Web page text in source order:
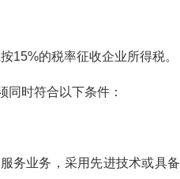
15%的税率征收企业所得税。
同时符合以下条件：
务业务，采用先进技术或具备